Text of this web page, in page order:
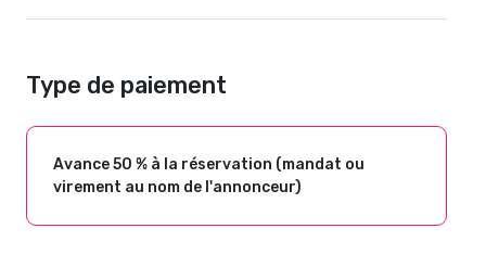
Type de paiement
Avance 50 % à la réservation (mandat ou
virement au nom de l'annonceur)